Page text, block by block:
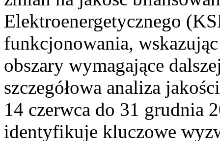
Elektroenergetycznego
funkcjonowania,
obszary wymagające
szczegółowa analiza
14 czerwca do 31 grudnia
identyfikuje kluczowe